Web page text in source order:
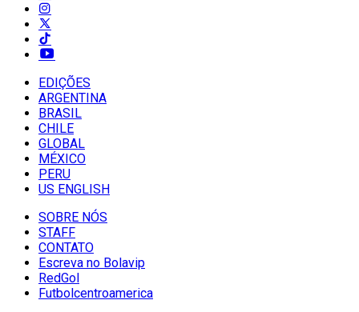
EDIÇÕES
ARGENTINA
BRASIL
CHILE
GLOBAL
MÉXICO
PERU
US ENGLISH
SOBRE NÓS
STAFF
CONTATO
Escreva no Bolavip
RedGol
Futbolcentroamerica